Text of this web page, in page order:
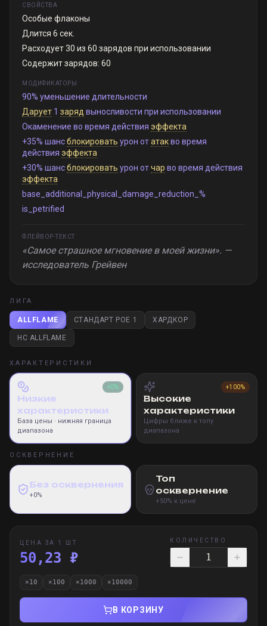
СВОЙСТВА
Особые флаконы
Длится 6 сек.
Расходует 30 из 60 зарядов при использовании
Содержит зарядов: 60
МОДИФИКАТОРЫ
90% уменьшение длительности
Дарует 1 заряд выносливости при использовании
Окаменение во время действия эффекта
+35% шансблокировать урон отатакво время
действия эффекта
+30% шансблокировать урон отчар во время действия
эффекта
base_additional_physical_damage_reduction_%
is_petrified
ФЛЕЙВОР-ТЕКСТ
«Самое страшное мгновение в моей жизни». —
исследователь Грейвен
ЛИГА
ALLFLAME СТАНДАРТ POE 1 ХАРДКОР
HC ALLFLAME
ХАРАКТЕРИСТИКИ
+0%
Низкие
характеристики
База цены · нижняя граница
диапазона
+100%
Высокие
характеристики
Цифры ближе к топу
диапазона
ОСКВЕРНЕНИЕ
Без осквернения
+0%
Топ
осквернение
+50% к цене
ЦЕНА ЗА 1 ШТ
50,23 ₽
КОЛИЧЕСТВО
×10 ×100 ×1000 ×10000
В КОРЗИНУ